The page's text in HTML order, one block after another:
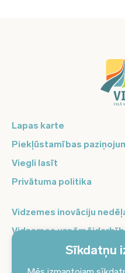
Sīkdatņu
Lapas karte
Piekļūstamības
Viegli lasīt
Privātuma politika
Vidzemes inovāciju
Vidzemes
Balso Vidzeme
Pierakstieties jaunumiem